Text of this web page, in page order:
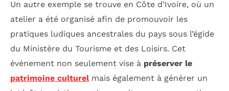
Un autre exemple se trouve en Côte d’Ivoire, où un
atelier a été organisé afin de promouvoir les
pratiques ludiques ancestrales du pays sous l’égide
du Ministère du Tourisme et des Loisirs. Cet
événement non seulement vise à préserver le
patrimoine culturelmais également à générer un